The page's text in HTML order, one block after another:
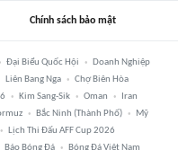
Chính sách bảo mật
Đại Biểu Quốc Hội
Doanh Nghiệp
Liên Bang Nga
Chợ Biên Hòa
Kim Sang-Sik Oman
Iran
Bắc Ninh (thành Phố)
Mỹ
Lịch Thi Đấu AFF Cup 2026
Báo Bóng Đá Bóng Đá Việt Nam